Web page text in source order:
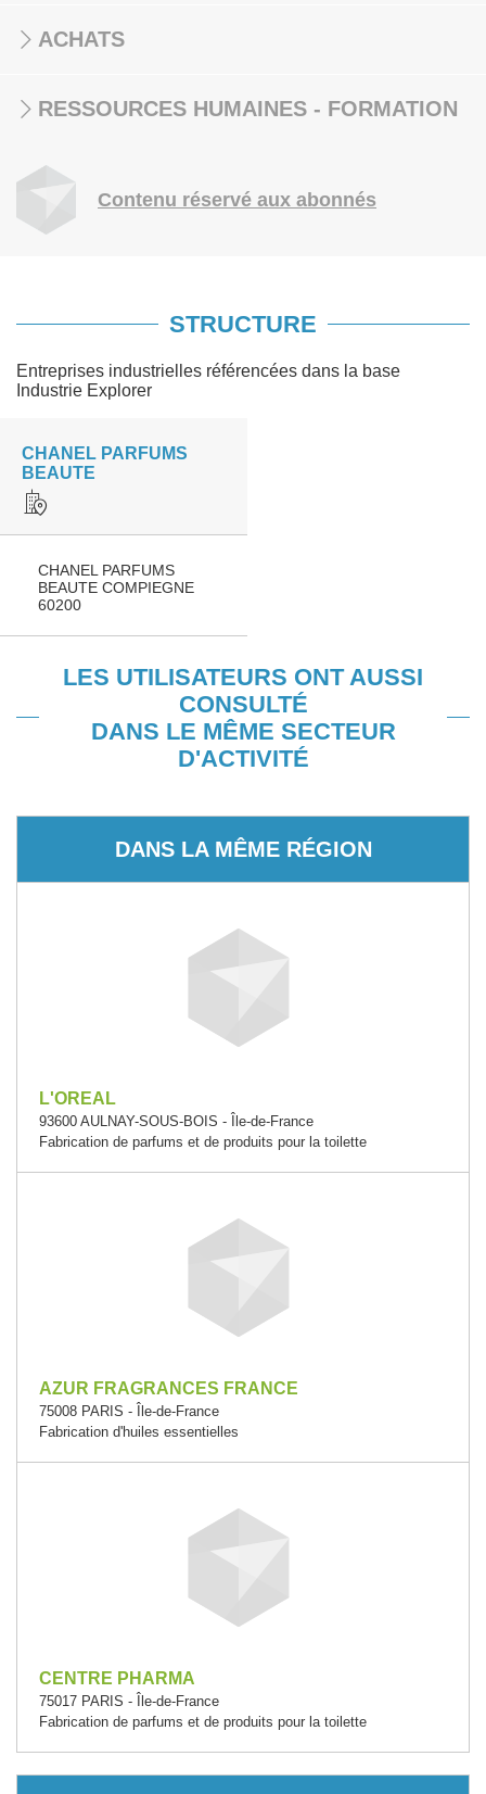
ACHATS
RESSOURCES HUMAINES - FORMATION
Contenu réservé aux abonnés
STRUCTURE
Entreprises industrielles référencées dans la base
Industrie Explorer
CHANEL PARFUMS
BEAUTE
CHANEL PARFUMS
BEAUTE COMPIEGNE
60200
LES UTILISATEURS ONT AUSSI
CONSULTÉ
DANS LE MÊME SECTEUR
D'ACTIVITÉ
DANS LA MÊME RÉGION
L'OREAL
93600 AULNAY-SOUS-BOIS - Île-de-France
Fabrication de parfums et de produits pour la toilette
AZUR FRAGRANCES FRANCE
75008 PARIS - Île-de-France
Fabrication d'huiles essentielles
CENTRE PHARMA
75017 PARIS - Île-de-France
Fabrication de parfums et de produits pour la toilette